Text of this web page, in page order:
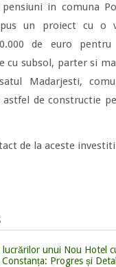
in comuna
un proiect cu o
de euro pentru
cu subsol, parter si
Madarjesti,
de constructie
de la aceste
lucrărilor unui Nou Hotel
Constanța: Progres și